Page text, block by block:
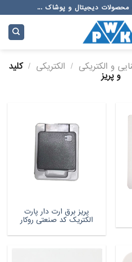
- محصولات دیجیتال و پوشاک ...
و الکتریکی / الکتریکی / کلید
و پریز
پریز برق ارت دار پارت
الکتریک کد صنعتی روکار